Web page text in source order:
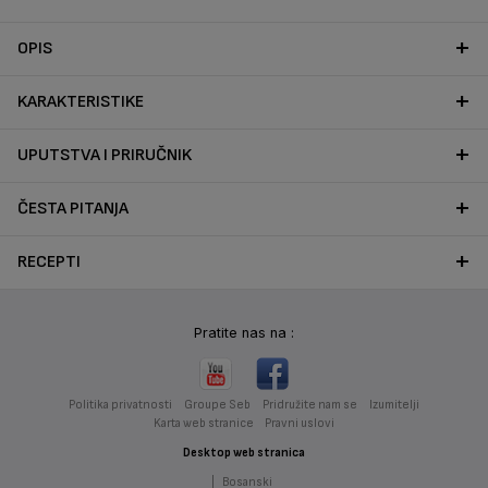
OPIS
KARAKTERISTIKE
UPUTSTVA I PRIRUČNIK
ČESTA PITANJA
RECEPTI
Pratite nas na :
Politika privatnosti Groupe Seb Pridružite nam se
Izumitelji
Karta web stranice
Pravni uslovi
Desktop web stranica
Bosanski